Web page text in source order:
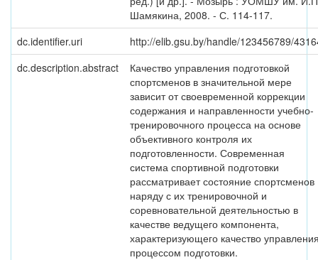
Шамякина, 2008. - С. 114-117.
dc.identifier.uri
http://elib.gsu.by/handle/123456789/
dc.description.abstract
Качество управления подготовкой
спортсменов в значительной мере
зависит от своевременной коррекции
содержания и направленности учебно-
тренировочного процесса на основе
объективного контроля их
подготовленности. Современная
система спортивной подготовки
рассматривает состояние спортсменов
наряду с их тренировочной и
соревновательной деятельностью в
качестве ведущего компонента,
характеризующего качество
процессом подготовки.